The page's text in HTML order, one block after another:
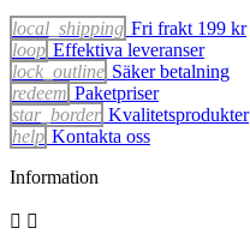
Se produkter0
local_shipping Fri frakt 199 kr
loop Effektiva leveranser
lock_outline Säker betalning
redeem Paketpriser
star_border Kvalitetsprodukter
help Kontakta oss
Information
 